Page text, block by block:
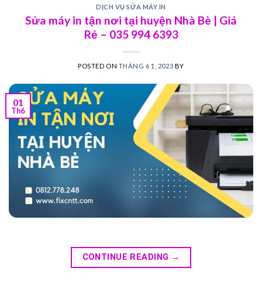
DỊCH VỤ SỬA MÁY IN
Sửa máy in tận nơi tại huyện Nhà Bè | Giá
Rẻ – 035 994 6393
POSTED ON THÁNG 6 1, 2023 BY
01
Th6
CONTINUE READING →